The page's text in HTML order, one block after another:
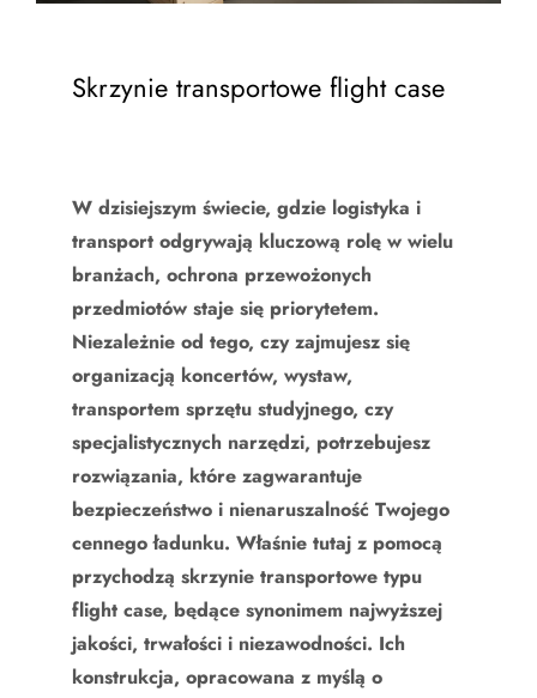
Skrzynie transportowe flight case
W dzisiejszym świecie, gdzie logistyka i
transport odgrywają kluczową rolę w wielu
branżach, ochrona przewożonych
przedmiotów staje się priorytetem.
Niezależnie od tego, czy zajmujesz się
organizacją koncertów, wystaw,
transportem sprzętu studyjnego, czy
specjalistycznych narzędzi, potrzebujesz
rozwiązania, które zagwarantuje
bezpieczeństwo i nienaruszalność Twojego
cennego ładunku. Właśnie tutaj z pomocą
przychodzą skrzynie transportowe typu
flight case, będące synonimem najwyższej
jakości, trwałości i niezawodności. Ich
konstrukcja, opracowana z myślą o